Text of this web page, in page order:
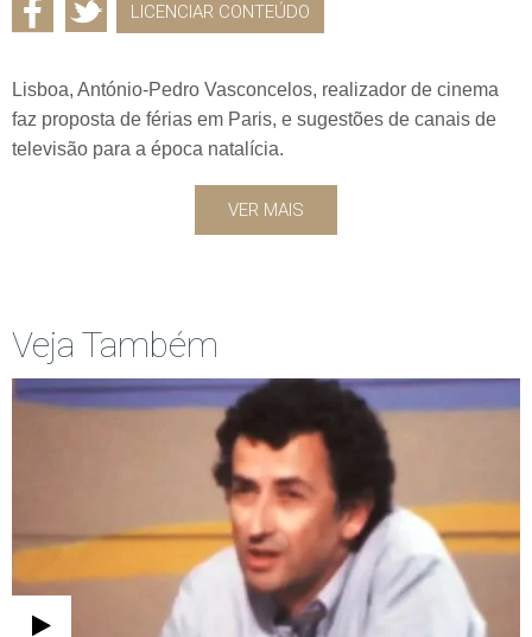
LICENCIAR CONTEÚDO
Lisboa, António-Pedro Vasconcelos, realizador de cinema
faz proposta de férias em Paris, e sugestões de canais de
televisão para a época natalícia.
VER MAIS
Veja Também